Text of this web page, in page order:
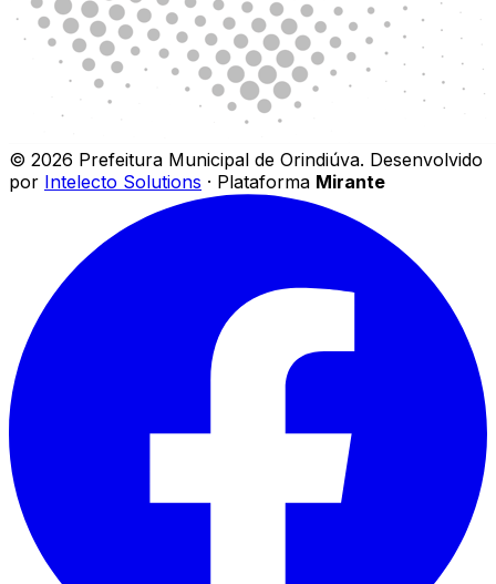
© 2026 Prefeitura Municipal de Orindiúva. Desenvolvido
por Intelecto Solutions · Plataforma Mirante